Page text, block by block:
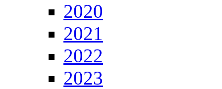
2020
2021
2022
2023